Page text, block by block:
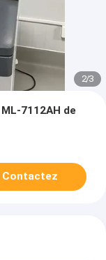
2/3
7112AH de
Contactez